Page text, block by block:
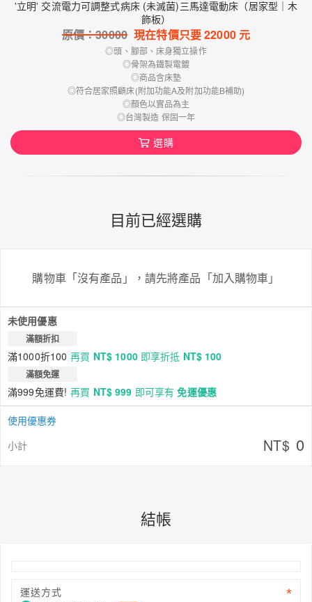
'立明' 交流電力可調整式病床 (未滅菌)三馬達電動床（居家型｜木
飾板）
原價：30000 現在特價只要22000元
◎頭、腳部、床身獨立操作
◎骨架為鐵製電鍍
◎商品含床墊
◎符合居家照顧床(附加功能A及附加功能B補助)
◎顏色以實品為主
◎台灣製造 保固一年
選購
目前已經選購
購物車「沒有產品」，請先將產品「加入購物車」
未使用優惠
滿額折扣
滿1000折100 再買 NT$ 1000即享折抵 NT$ 100
滿額免運
滿999免運費! 再買 NT$ 999 即可享有免運優惠
使用優惠券
小計
NT$ 0
結帳
運送方式